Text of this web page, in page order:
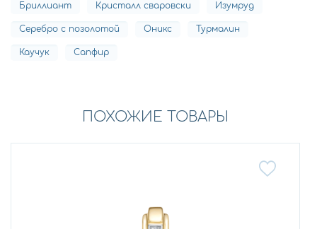
Бриллиант Кристалл сваровски Изумруд
Серебро с позолотой Оникс Турмалин
Каучук Сапфир
ПОХОЖИЕ ТОВАРЫ